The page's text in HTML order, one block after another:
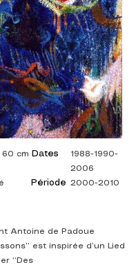
60 cm Dates
Période
1988-1990-
2006
2000-2010
Antoine de Padoue
est inspirée d’un Lied
“Des